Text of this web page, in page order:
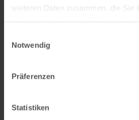
weiteren Daten zusammen, die Sie
Notwendig
Präferenzen
Statistiken